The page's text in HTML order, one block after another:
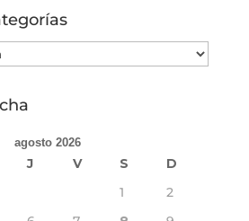
agosto 2026
J V S
D
1
2